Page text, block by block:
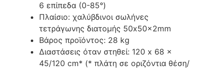
6 επίπεδα (0-85°)
Πλαίσιο: χαλύβδινοι σωλήνες
τετράγωνης διατομής 50x50x2mm
Βάρος προϊόντος: 28 kg
Διαστάσεις όταν στηθεί: 120 x 68 x
45/120 cm* (* πλάτη σε οριζόντια θέση/